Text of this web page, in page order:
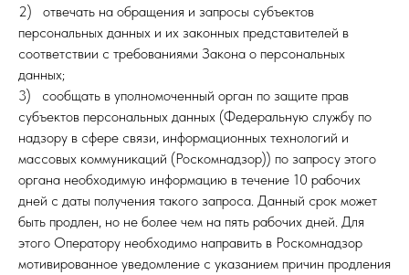
2) отвечать на обращения и запросы субъектов
персональных данных и их законных представителей в
соответствии с требованиями Закона о персональных
данных;
3) сообщать в уполномоченный орган по защите прав
субъектов персональных данных (Федеральную службу по
надзору в сфере связи, информационных технологий и
массовых коммуникаций (Роскомнадзор)) по запросу этого
органа необходимую информацию в течение 10 рабочих
дней с даты получения такого запроса. Данный срок может
быть продлен, но не более чем на пять рабочих дней. Для
этого Оператору необходимо направить в Роскомнадзор
мотивированное уведомление с указанием причин продления